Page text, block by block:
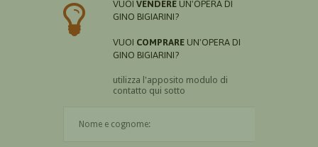
VUOI VENDERE UN'OPERA DI
GINO BIGIARINI?
VUOI COMPRARE UN'OPERA DI
GINO BIGIARINI?
utilizza l'apposito modulo di
contatto qui sotto